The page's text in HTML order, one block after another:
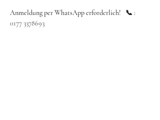
Anmeldung per WhatsApp erforderlich!   📞 :
0177 3378693